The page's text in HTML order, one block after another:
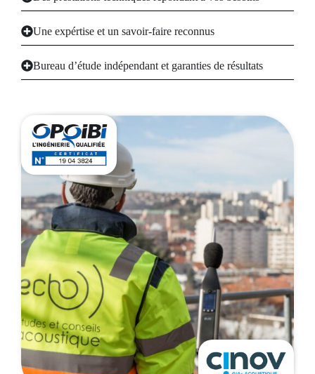
Une expértise et un savoir-faire reconnus
Bureau d’étude indépendant et garanties de résultats